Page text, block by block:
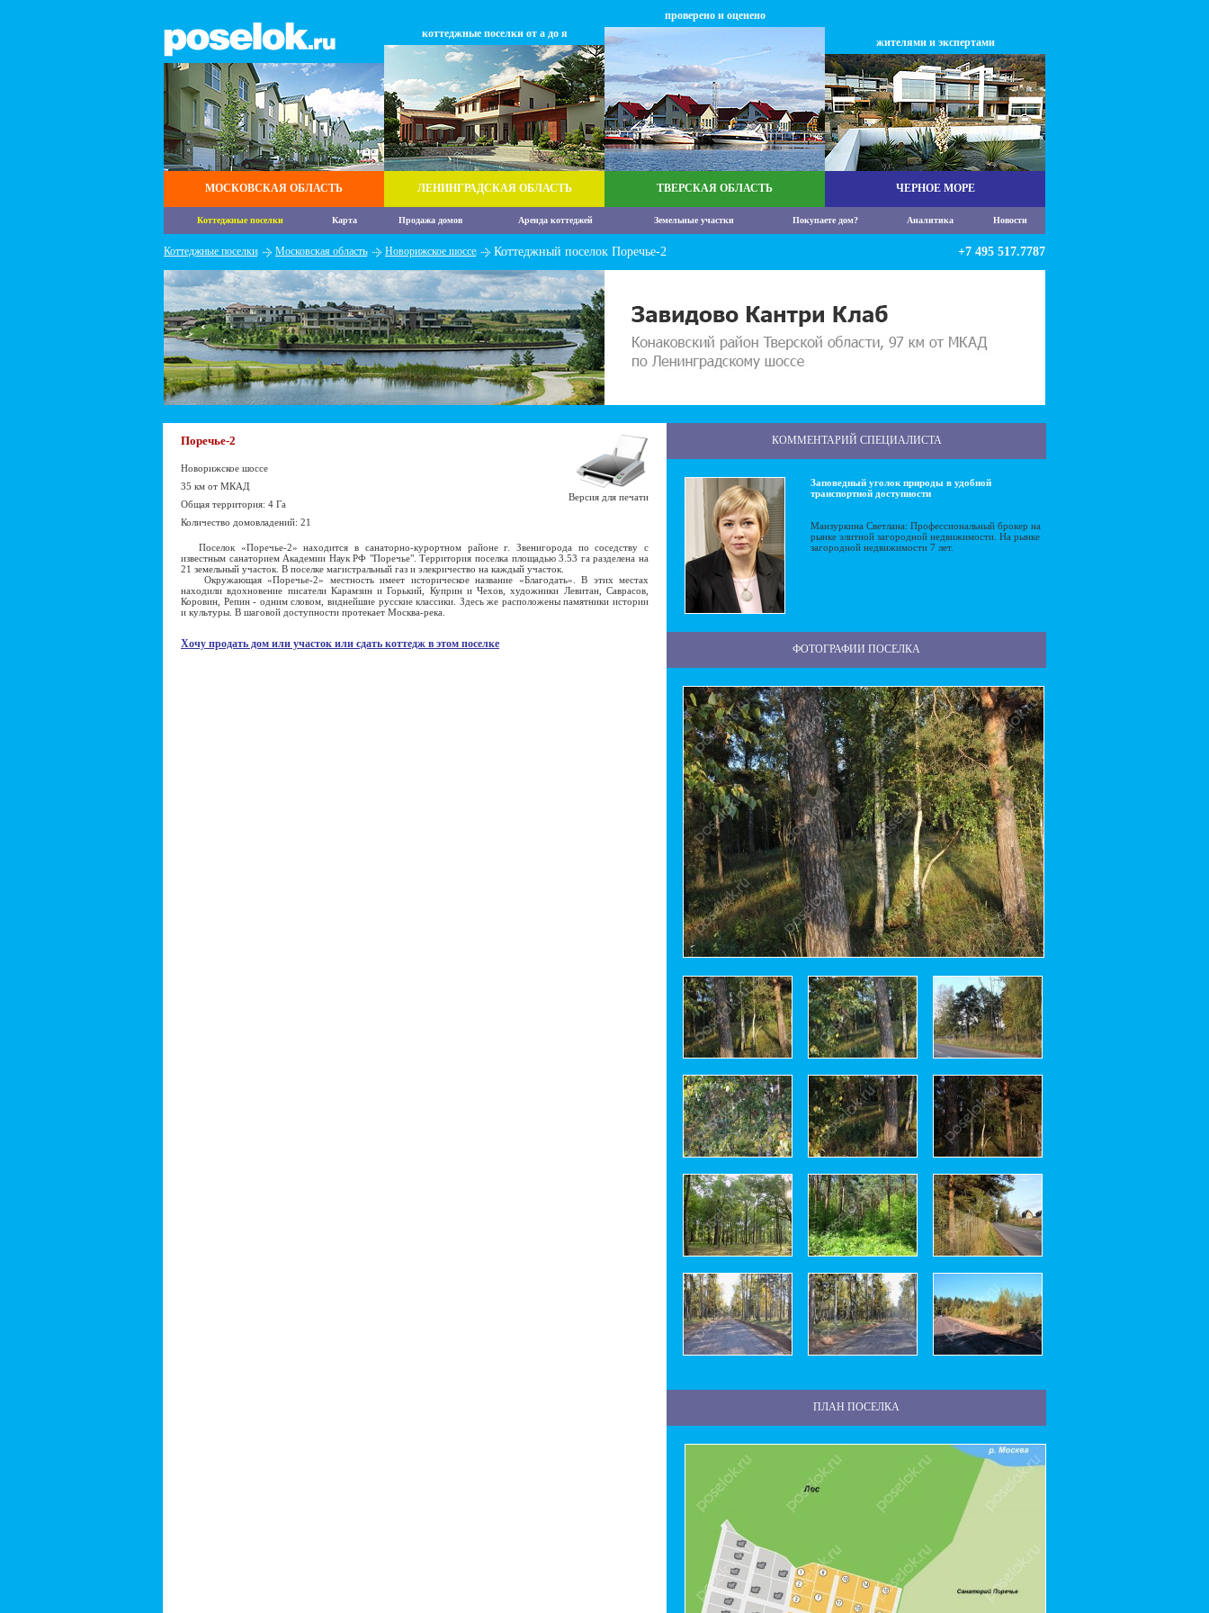
МОСКОВСКАЯ ОБЛАСТЬ
коттеджные поселки от а до я
ЛЕНИНГРАДСКАЯ ОБЛАСТЬ
проверено и оценено
ТВЕРСКАЯ ОБЛАСТЬ
жителями и экспертами
ЧЕРНОЕ МОРЕ
Коттеджные поселки Карта Продажа домов Аренда коттеджей Земельные участки Покупаете дом? Аналитика Новости
Коттеджные поселки Московская область Новорижское шоссе Коттеджный поселок Поречье-2 +7 495 517.7787
Поречье-2
Новорижское шоссе
35 км от МКАД
Общая территория: 4 Га
Количество домовладений: 21
Версия для печати
Поселок «Поречье-2» находится в санаторно-курортном районе г. Звенигорода по соседству с
известным санаторием Академии Наук РФ "Поречье". Территория поселка площадью 3.53 га разделена на
21 земельный участок. В поселке магистральный газ и элекричество на каждый участок.
Окружающая «Поречье-2» местность имеет историческое название «Благодать». В этих местах
находили вдохновение писатели Карамзин и Горький, Куприн и Чехов, художники Левитан, Саврасов,
Коровин, Репин - одним словом, виднейшие русские классики. Здесь же расположены памятники истории
и культуры. В шаговой доступности протекает Москва-река.
Хочу продать дом или участок или сдать коттедж в этом поселке
КОММЕНТАРИЙ СПЕЦИАЛИСТА
Заповедный уголок природы в удобной
транспортной доступности
Манзуркина Светлана: Профессиональный брокер на
рынке элитной загородной недвижимости. На рынке
загородной недвижимости 7 лет.
ФОТОГРАФИИ ПОСЕЛКА
ПЛАН ПОСЕЛКА